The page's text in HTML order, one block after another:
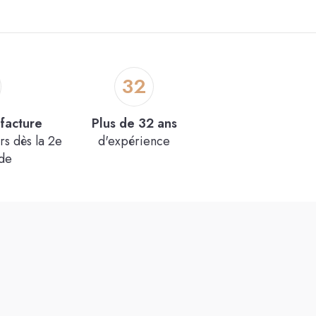
dès la 2e
32
Plus de 32 ans
d'expérience